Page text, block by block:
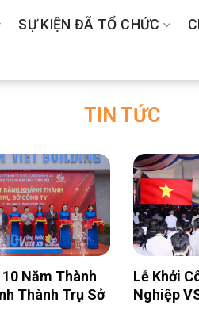
SỰ KIỆN ĐÃ TỔ CHỨC
TIN TỨC
Năm Thành
Thành Trụ Sở
Lễ Khởi
Nghiệp